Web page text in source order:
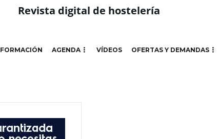
Revista digital de hostelería
FORMACIÓN AGENDA VÍDEOS OFERTAS Y DEMANDAS